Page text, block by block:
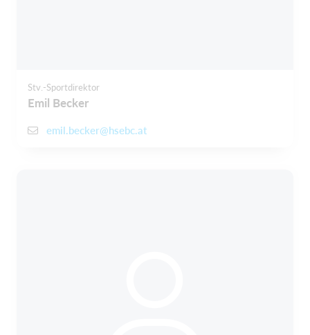
Stv.-Sportdirektor
Emil Becker
emil.becker@hsebc.at